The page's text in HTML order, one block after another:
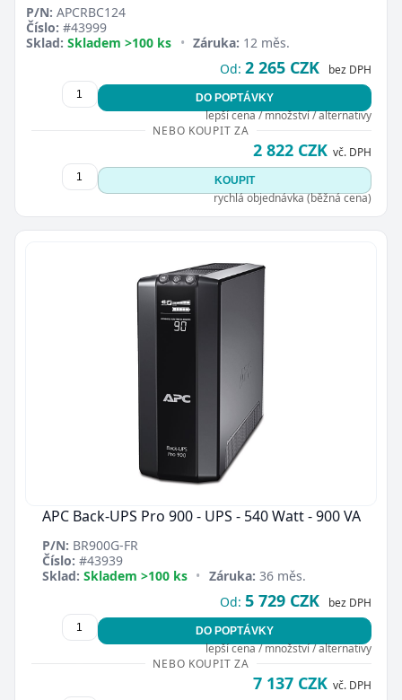
P/N: APCRBC124
Číslo: #43999
Sklad: Skladem >100 ks • Záruka: 12 měs.
Od: 2 265 CZK bez DPH
DO POPTÁVKY
lepší cena / množství / alternativy
NEBO KOUPIT ZA
2 822 CZK vč. DPH
KOUPIT
rychlá objednávka (běžná cena)
APC Back-UPS Pro 900 - UPS - 540 Watt - 900 VA
P/N: BR900G-FR
Číslo: #43939
Sklad: Skladem >100 ks • Záruka: 36 měs.
Od: 5 729 CZK bez DPH
DO POPTÁVKY
lepší cena / množství / alternativy
NEBO KOUPIT ZA
7 137 CZK vč. DPH